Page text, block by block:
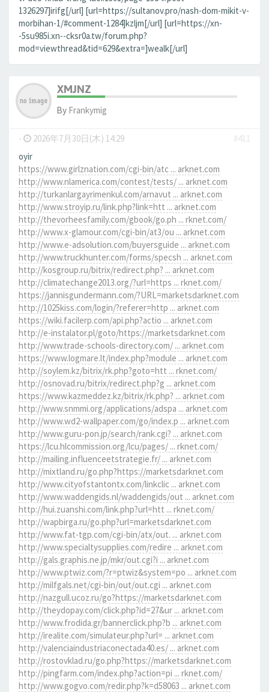
1326297]irifg[/url] [url=https://sultanov.pro/nash-dom-mikit-v-
morbihan-1/#comment-1284]kzljm[/url] [url=https://xn-
-5su985i.xn--cksr0a.tw/forum.php?
mod=viewthread&tid=629&extra=]wealk[/url]
XMJNZ
By Frankymig
- 2026年7月30日(木) 14:29
#411
oyir
https://www.girlznation.com/cgi-bin/atc ... arknet.com
http://www.nlamerica.com/contest/tests/ ... arknet.com
http://turkanlargayrimenkul.com/arnavut ... arknet.com
http://www.stroyip.ru/link.php?link=htt ... arknet.com
http://thevorheesfamily.com/gbook/go.ph ... rknet.com/
http://www.x-glamour.com/cgi-bin/at3/ou ... arknet.com
http://www.e-adsolution.com/buyersguide ... arknet.com
http://www.truckhunter.com/forms/specsh ... arknet.com
http://kosgroup.ru/bitrix/redirect.php? ... arknet.com
http://climatechange2013.org/?url=https ... rknet.com/
https://jannisgundermann.com/?URL=marketsdarknet.com
http://1025kiss.com/login/?referer=http ... arknet.com
https://wiki.facilerp.com/api.php?actio ... arknet.com
http://e-instalator.pl/goto/https://marketsdarknet.com
http://www.trade-schools-directory.com/ ... arknet.com
https://www.logmare.lt/index.php?module ... arknet.com
http://soylem.kz/bitrix/rk.php?goto=htt ... rknet.com/
http://osnovad.ru/bitrix/redirect.php?g ... arknet.com
https://www.kazmeddez.kz/bitrix/rk.php? ... arknet.com
http://www.snmmi.org/applications/adspa ... arknet.com
http://www.wd2-wallpaper.com/go/index.p ... arknet.com
http://www.guru-pon.jp/search/rank.cgi? ... arknet.com
https://lcu.hlcommission.org/lcu/pages/ ... rknet.com/
http://mailing.influenceetstrategie.fr/ ... arknet.com
http://mixtland.ru/go.php?https://marketsdarknet.com
http://www.cityofstantontx.com/linkclic ... arknet.com
http://www.waddengids.nl/waddengids/out ... arknet.com
http://hui.zuanshi.com/link.php?url=htt ... rknet.com/
http://wapbirga.ru/go.php?url=marketsdarknet.com
http://www.fat-tgp.com/cgi-bin/atx/out. ... arknet.com
http://www.specialtysupplies.com/redire ... arknet.com
http://gals.graphis.ne.jp/mkr/out.cgi?i ... arknet.com
http://www.ptwiz.com/?r=ptwiz&system=po ... arknet.com
http://milfgals.net/cgi-bin/out/out.cgi ... arknet.com
http://nazgull.ucoz.ru/go?https://marketsdarknet.com
http://theydopay.com/click.php?id=27&ur ... arknet.com
http://www.frodida.gr/bannerclick.php?b ... arknet.com
http://irealite.com/simulateur.php?url= ... arknet.com
http://valenciaindustriaconectada40.es/ ... arknet.com
http://rostovklad.ru/go.php?https://marketsdarknet.com
http://pingfarm.com/index.php?action=pi ... rknet.com/
http://www.gogvo.com/redir.php?k=d58063 ... arknet.com